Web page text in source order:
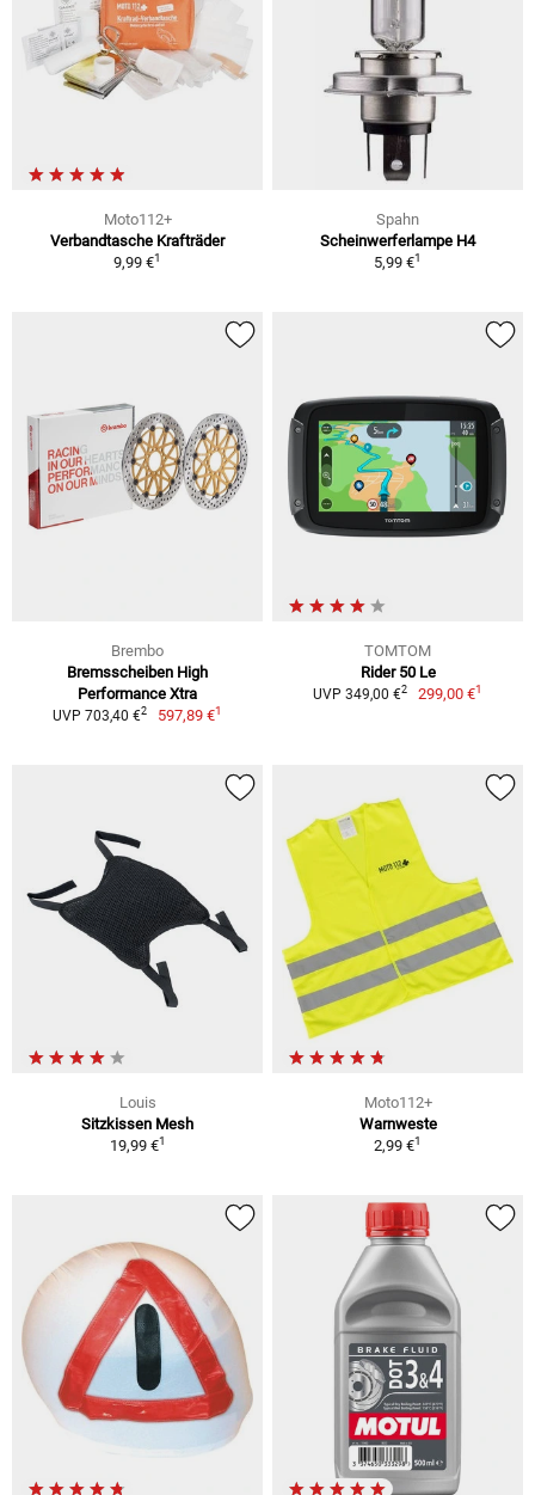
Moto112+
Verbandtasche Krafträder
9,99 €1
Spahn
Scheinwerferlampe H4
5,99 €1
Brembo
Bremsscheiben High
Performance Xtra
UVP 703,40 €2 597,89 €1
TOMTOM
Rider 50 Le
UVP 349,00 €2 299,00 €1
Louis
Sitzkissen Mesh
19,99 €1
Moto112+
Warnweste
2,99 €1